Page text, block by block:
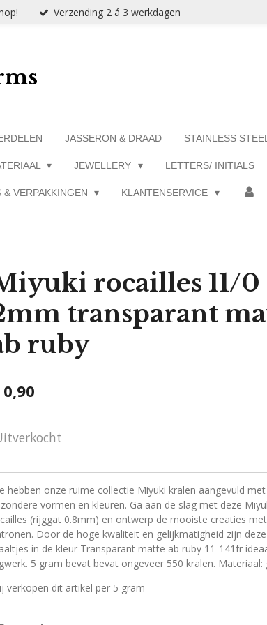
Verzending 2 á 3 werkdagen
JASSERON & DRAAD STAINLESS STEEL
JEWELLERY LETTERS/ INITIALS
VERPAKKINGEN KLANTENSERVICE
rocailles 11/0
transparant
ruby
hebben onze ruime collectie Miyuki kralen aangevuld
vormen en kleuren. Ga aan de slag met deze
(rijggat 0.8mm) en ontwerp de mooiste creaties
Door de hoge kwaliteit en gelijkmatigheid zijn
in de kleur Transparant matte ab ruby 11-141fr
5 gram bevat bevat ongeveer 550 kralen. Materiaal:
verkopen dit artikel per 5 gram